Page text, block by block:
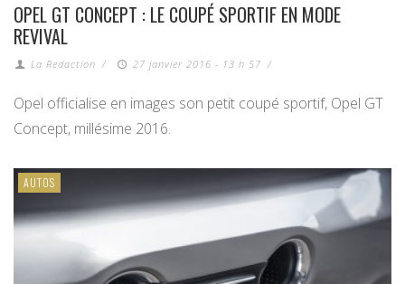
OPEL GT CONCEPT : LE COUPÉ SPORTIF EN MODE
REVIVAL
La Redaction / 27 janvier 2016 - 13 h 57 /
Opel officialise en images son petit coupé sportif, Opel GT
Concept, millésime 2016.
AUTOS